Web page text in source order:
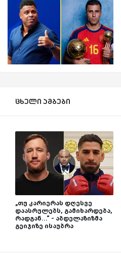
ცხელი ამბები
„თუ კარიერას დღესვე
დაასრულებს, გამიხარდება,
რადგან...“ - აბდელაზიზმა
გეიჯიზე ისაუბრა